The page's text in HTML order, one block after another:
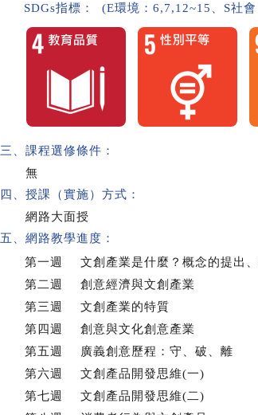
SDGs指標： (E環境：6,7,12~15、S社
三、課程選修條件：
無
四、授課（實施）方式：
網路大面授
五、網路教學進度：
第一週
文創產業是什麼？概念的提出
第二週
創意經濟與文創產業
第三週
文創產業的特質
第四週
創意與文化創意產業
第五週
廣義創意歷程：守、破、離
第六週
文創產品開發思維(一)
第七週
文創產品開發思維(二)